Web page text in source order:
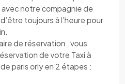
notre compagnie de
toujours à l’heure pour
de réservation , vous
de votre Taxi à
paris orly en 2 étapes :